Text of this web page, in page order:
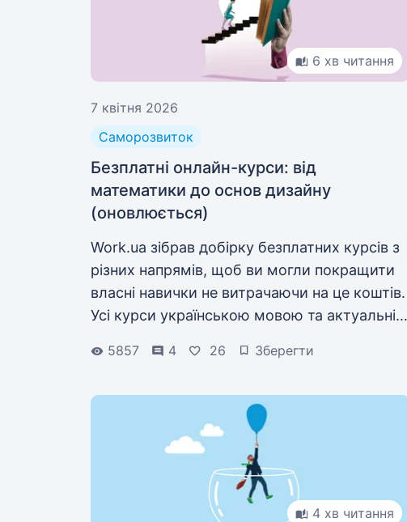
6 хв читання
7 квітня 2026
Саморозвиток
Безплатні онлайн-курси: від
математики до основ дизайну
(оновлюється)
Work.ua зібрав добірку безплатних курсів з
різних напрямів, щоб ви могли покращити
власні навички не витрачаючи на це коштів.
Усі курси українською мовою та актуальні
5857 4 26 Зберегти
4 хв читання